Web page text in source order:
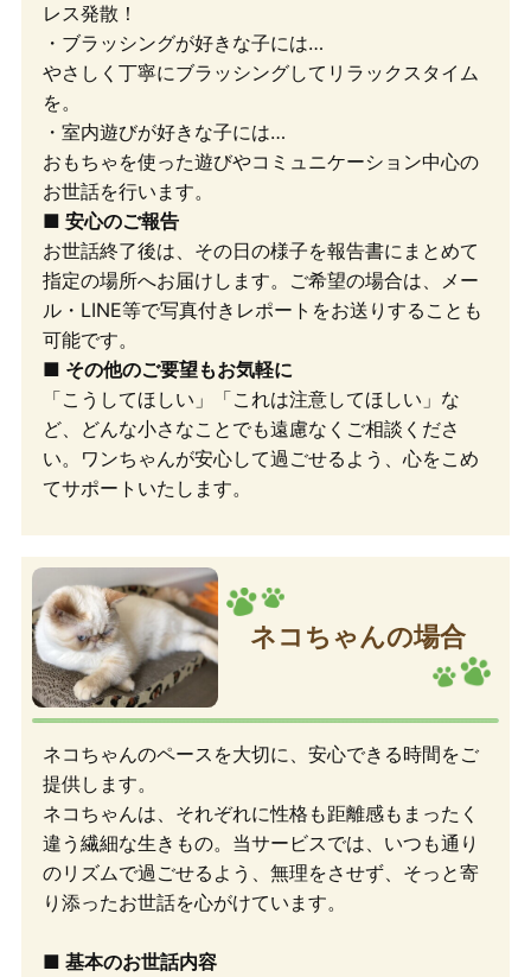
レス発散！
・ブラッシングが好きな子には…
やさしく丁寧にブラッシングしてリラックスタイム
を。
・室内遊びが好きな子には…
おもちゃを使った遊びやコミュニケーション中心の
お世話を行います。
■ 安心のご報告
お世話終了後は、その日の様子を報告書にまとめて
指定の場所へお届けします。ご希望の場合は、メー
ル・LINE等で写真付きレポートをお送りすることも
可能です。
■ その他のご要望もお気軽に
「こうしてほしい」「これは注意してほしい」な
ど、どんな小さなことでも遠慮なくご相談くださ
い。ワンちゃんが安心して過ごせるよう、心をこめ
てサポートいたします。
ネコちゃんの場合
ネコちゃんのペースを大切に、安心できる時間をご
提供します。
ネコちゃんは、それぞれに性格も距離感もまったく
違う繊細な生きもの。当サービスでは、いつも通り
のリズムで過ごせるよう、無理をさせず、そっと寄
り添ったお世話を心がけています。
■ 基本のお世話内容